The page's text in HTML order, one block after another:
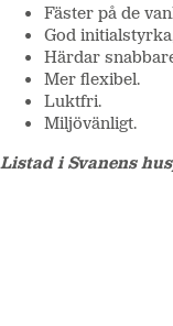
Fäster på de
God
Härdar
Mer flexibel.
Luktfri.
Miljövänligt.
Listad i Svanens